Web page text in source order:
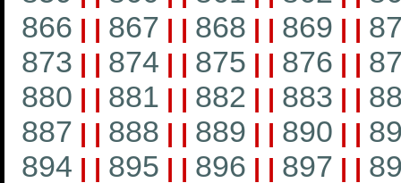
866 | | 867 | | 868 | | 869 | |
873 | | 874 | | 875 | | 876 | |
880 | | 881 | | 882 | | 883 | |
887 | | 888 | | 889 | | 890 | |
894 | | 895 | | 896 | | 897 | |